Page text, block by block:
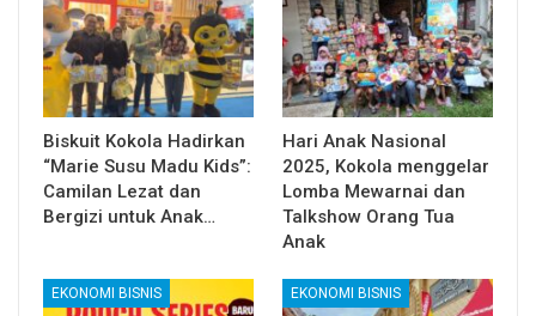
Biskuit Kokola Hadirkan
“Marie Susu Madu Kids”:
Camilan Lezat dan
Bergizi untuk Anak…
Hari Anak Nasional
2025, Kokola menggelar
Lomba Mewarnai dan
Talkshow Orang Tua
Anak
EKONOMI BISNIS EKONOMI BISNIS